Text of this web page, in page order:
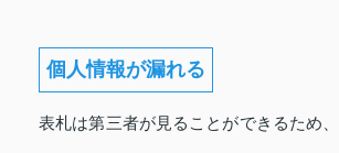
個人情報が漏れる
表札は第三者が見ることができるため